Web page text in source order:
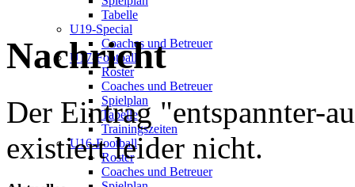
Tabelle
U19-Special
Coaches und Betreuer
U17-Football
Roster
Coaches und Betreuer
Spielplan
Tabelle
Trainingszeiten
U16-Football
Roster
Coaches und Betreuer
Nachricht
Der Eintrag "entspannter-
existiert leider nicht.